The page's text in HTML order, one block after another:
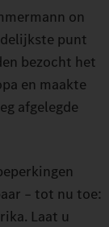
on
punt
bezocht het
en maakte
afgelegde
– tot nu toe:
Laat u